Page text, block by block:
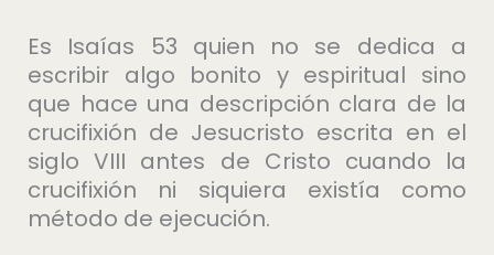
Es Isaías 53 quien no se dedica a
escribir algo bonito y espiritual sino
que hace una descripción clara de la
crucifixión de Jesucristo escrita en el
siglo VIII antes de Cristo cuando la
crucifixión ni siquiera existía como
método de ejecución.